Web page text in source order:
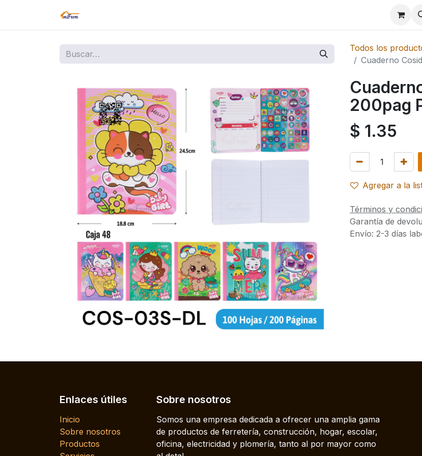
Todos los
Cuaderno
200pag
$ 1.35
Agregar a la
Términos y
Garantía de
Envío: 2-3 días
Enlaces útiles
Inicio
Sobre nosotros
Productos
Sobre nosotros
Somos una empresa dedicada a ofrecer una amplia gama
de productos de ferretería, construcción, hogar, escolar,
oficina, electricidad y plomería, tanto al por mayor como